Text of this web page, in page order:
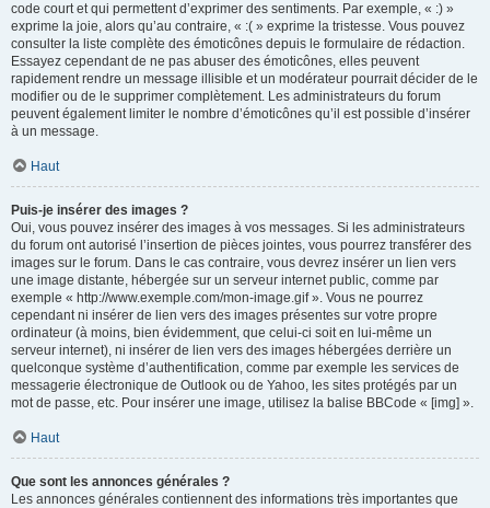
code court et qui permettent d’exprimer des sentiments. Par exemple, « :) »
exprime la joie, alors qu’au contraire, « :( » exprime la tristesse. Vous pouvez
consulter la liste complète des émoticônes depuis le formulaire de rédaction.
Essayez cependant de ne pas abuser des émoticônes, elles peuvent
rapidement rendre un message illisible et un modérateur pourrait décider de le
modifier ou de le supprimer complètement. Les administrateurs du forum
peuvent également limiter le nombre d’émoticônes qu’il est possible d’insérer
à un message.
Haut
Puis-je insérer des images ?
Oui, vous pouvez insérer des images à vos messages. Si les administrateurs
du forum ont autorisé l’insertion de pièces jointes, vous pourrez transférer des
images sur le forum. Dans le cas contraire, vous devrez insérer un lien vers
une image distante, hébergée sur un serveur internet public, comme par
exemple « http://www.exemple.com/mon-image.gif ». Vous ne pourrez
cependant ni insérer de lien vers des images présentes sur votre propre
ordinateur (à moins, bien évidemment, que celui-ci soit en lui-même un
serveur internet), ni insérer de lien vers des images hébergées derrière un
quelconque système d’authentification, comme par exemple les services de
messagerie électronique de Outlook ou de Yahoo, les sites protégés par un
mot de passe, etc. Pour insérer une image, utilisez la balise BBCode « [img] ».
Haut
Que sont les annonces générales ?
Les annonces générales contiennent des informations très importantes que